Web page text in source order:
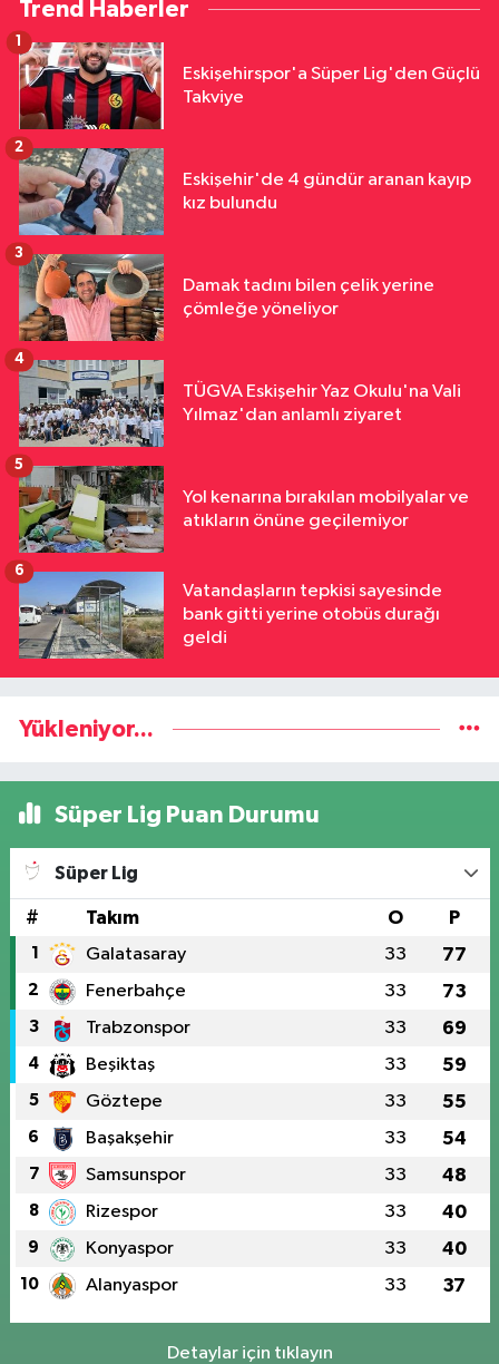
Trend Haberler
Eskişehirspor'a Süper Lig'den Güçlü
Takviye
1
Eskişehir'de 4 gündür aranan kayıp
kız bulundu
2
Damak tadını bilen çelik yerine
çömleğe yöneliyor
3
TÜGVA Eskişehir Yaz Okulu'na Vali
Yılmaz'dan anlamlı ziyaret
4
Yol kenarına bırakılan mobilyalar ve
atıkların önüne geçilemiyor
5
Vatandaşların tepkisi sayesinde
bank gitti yerine otobüs durağı
geldi
6
Yükleniyor...
Süper Lig Puan Durumu
Süper Lig
# Takım O P
1 Galatasaray 33 77
2 Fenerbahçe 33 73
3 Trabzonspor 33 69
4 Beşiktaş 33 59
5 Göztepe 33 55
6 Başakşehir 33 54
7 Samsunspor 33 48
8 Rizespor 33 40
9 Konyaspor 33 40
10 Alanyaspor 33 37
Detaylar için tıklayın